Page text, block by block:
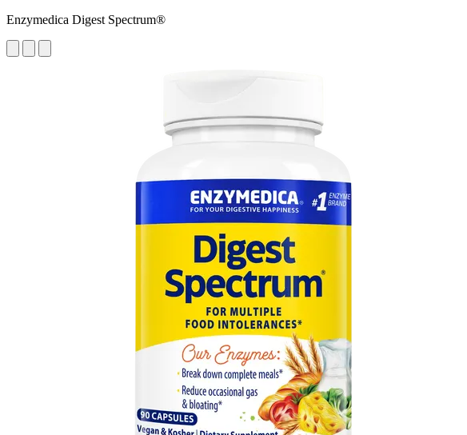
Enzymedica Digest Spectrum®